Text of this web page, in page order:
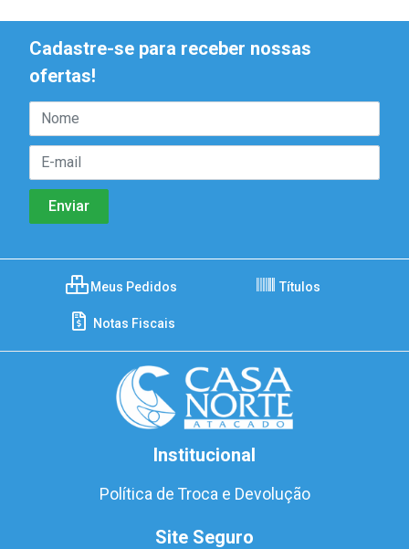
Cadastre-se para receber nossas
ofertas!
Meus Pedidos Títulos
Notas Fiscais
Institucional
Política de Troca e Devolução
Site Seguro